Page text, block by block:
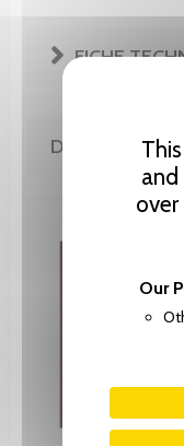
Our
FICHE
DE LA MÊME